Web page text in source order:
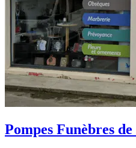
Pompes Funèbres